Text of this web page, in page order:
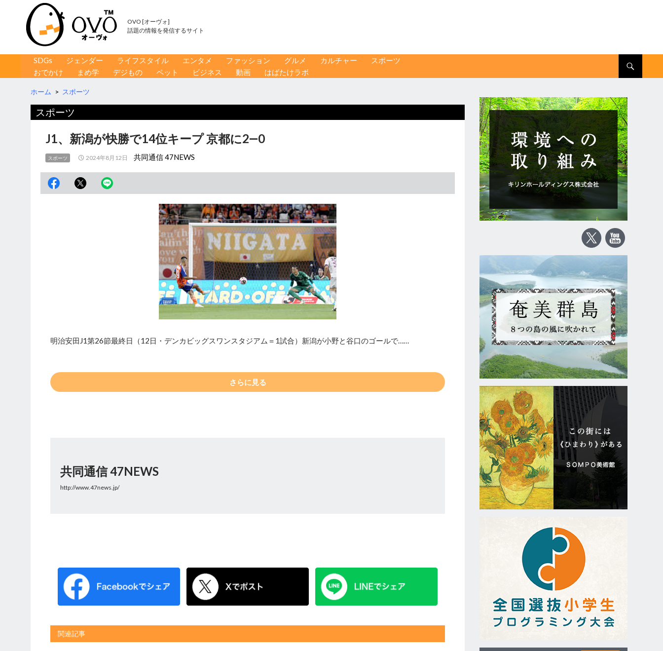
OVO [オーヴォ]
話題の情報を発信するサイト
コンテンツへ移動
SDGs ジェンダー ライフスタイル エンタメ ファッション グルメ カルチャー
スポーツ
おでかけ
まめ学 デジもの ペット ビジネス 動画 はばたけラボ
ホーム > スポーツ
スポーツ
J1、新潟が快勝で14位キープ 京都に2―0
スポーツ 2024年8月12日 共同通信 47NEWS
明治安田J1第26節最終日（12日・デンカビッグスワンスタジアム＝1試合）新潟が小野と谷口のゴールで……
さらに見る
共同通信 47NEWS
http://www.47news.jp/
関連記事